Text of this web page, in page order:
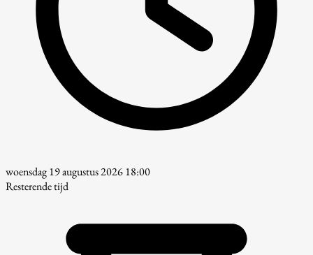
woensdag 19 augustus 2026 18:00
Resterende tijd